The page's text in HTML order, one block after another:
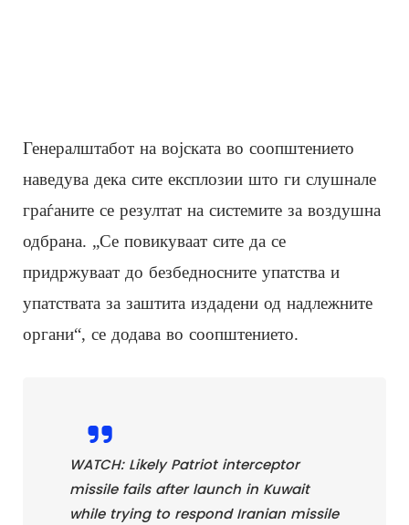
Генералштабот на војската во соопштението
наведува дека сите експлозии што ги слушнале
граѓаните се резултат на системите за воздушна
одбрана. „Се повикуваат сите да се
придржуваат до безбедносните упатства и
упатствата за заштита издадени од надлежните
органи“, се додава во соопштението.
WATCH: Likely Patriot interceptor
missile fails after launch in Kuwait
while trying to respond Iranian missile